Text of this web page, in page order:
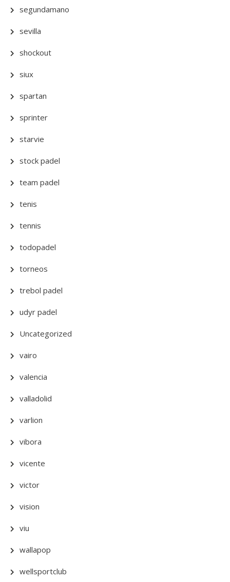
segundamano
sevilla
shockout
siux
spartan
sprinter
starvie
stock padel
team padel
tenis
tennis
todopadel
torneos
trebol padel
udyr padel
Uncategorized
vairo
valencia
valladolid
varlion
vibora
vicente
victor
vision
viu
wallapop
wellsportclub